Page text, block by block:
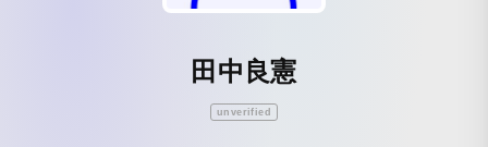
田中良憲
unverified